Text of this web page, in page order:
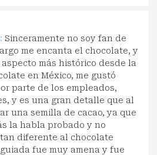
Sinceramente no soy fan de
me encanta el chocolate, y
más histórico desde la
en México, me gustó
parte de los empleados,
y es una gran detalle que al
una semilla de cacao, ya que
la habla probado y no
diferente al chocolate
fue muy amena y fue